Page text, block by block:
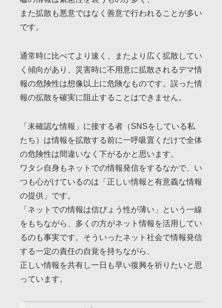
また拡散も悪意ではなく善意で行われることが多い
です。
通常時に比べてより速く、またより広く拡散してい
く傾向があり、災害時に不用意に拡散されるデマ情
報の危険性は想像以上に危険なものです。誤った情
報の拡散を確実に阻止することはできません。
「未確認な情報」に接する者（SNSをしている私
たち）は情報を拡散する前に一呼吸置くだけで全体
の危険性は間違いなく下がるかと思います。
ワタシ自身もネットでの情報発信をするなかで、い
つも心がけているのは「正しい情報と有意義な情報
の提供」です。
「ネットでの情報は信ぴょう性が薄い」という一線
をもちながら、多くの方がネット情報を活用してい
るのも事実です。そういったネット社会で情報発信
する一定の責任の自覚を持ちながら、
正しい情報を共有し一日も早い復興を祈りたいと思
っています。